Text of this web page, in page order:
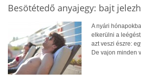
Besötétedő anyajegy: bajt
A nyári
elkerülni a
azt veszi észre:
De vajon minden